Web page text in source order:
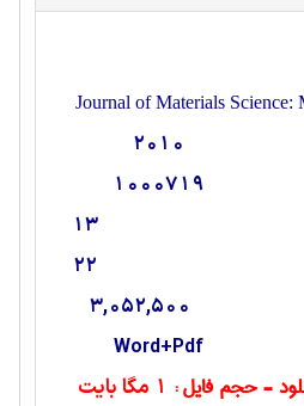
Journal of Materials Science:
2010
1000719
13
22
3,052,500
Word+Pdf
- حجم فایل : 1 مگا بایت